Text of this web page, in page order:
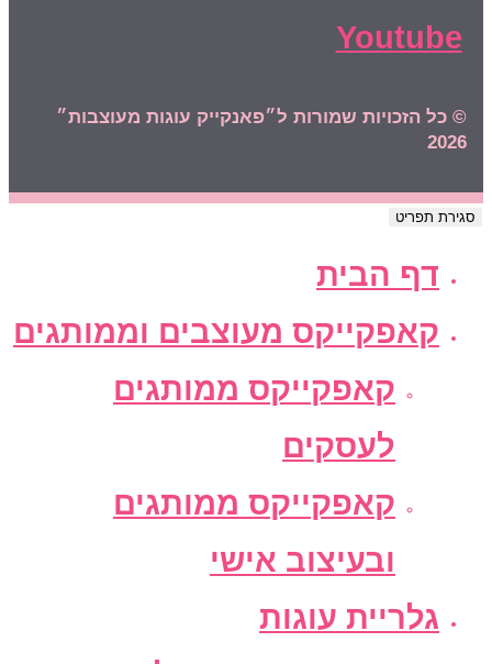
Youtube
© כל הזכויות שמורות ל״פאנקייק עוגות מעוצבות״
2026
סגירת תפריט
דף הבית
קאפקייקס מעוצבים וממותגים
קאפקייקס ממותגים
לעסקים
קאפקייקס ממותגים
ובעיצוב אישי
גלריית עוגות